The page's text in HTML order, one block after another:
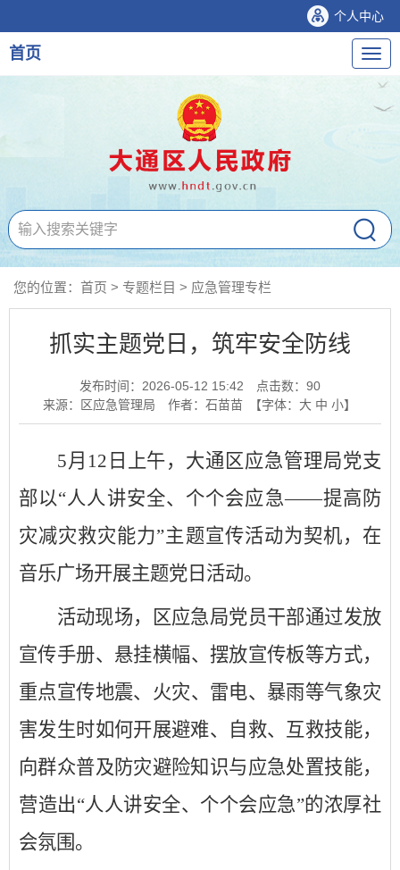
个人中心
导
航
首页
您的位置： 首页 > 专题栏目 > 应急管理专栏
抓实主题党日，筑牢安全防线
发布时间：2026-05-12 15:42 点击数： 90
来源：区应急管理局
作者：石苗苗 【字体： 大 中 小】
5月 12 日 上午，大通区应急管理局党支
部以“人人讲安全、个个会应急——提高防
灾减灾救灾能力”主题宣传活动为契机，在
音乐广场开展主题党日 活动。
活动现场， 区应急局党员干部通过发放
宣传手册、悬挂横幅、 摆放宣传板等方式，
重点宣传地震、 火灾、雷电、暴雨等气象灾
害发生时如何开展避难、自救、互救技能，
向群众普及防灾避险知识与应急处置技能，
营造出“人人讲安全、个个会应急”的浓厚社
会氛围 。